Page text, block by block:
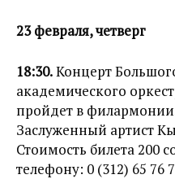
23 февраля, четверг
18:30.Концерт
академического
пройдет в
Заслуженный артист
Стоимость билета 200
телефону: 0 (312) 65 76